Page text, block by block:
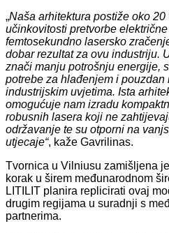
„Naša arhitektura postiže oko 20
učinkovitosti pretvorbe
femtosekundno lasersko
dobar rezultat za ovu industriju.
znači manju potrošnju energije,
potrebe za hlađenjem i pouzdan
industrijskim uvjetima. Ista
omogućuje nam izradu
robusnih lasera koji ne
održavanje te su otporni na
utjecaje“, kaže Gavrilinas.
Tvornica u Vilniusu zamišljena
korak u širem međunarodnom
LITILIT planira replicirati ovaj
drugim regijama u suradnji s
partnerima.